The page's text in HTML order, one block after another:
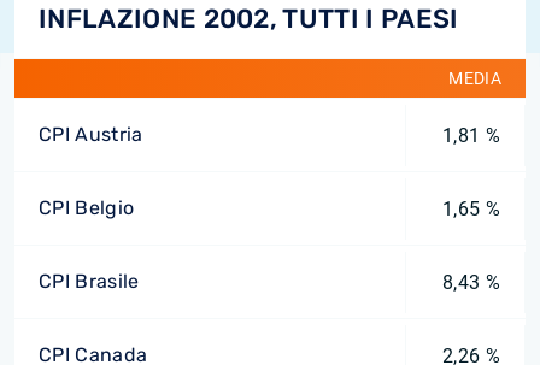
INFLAZIONE 2002, TUTTI I PAESI
MEDIA
CPI Austria 1,81 %
CPI Belgio 1,65 %
CPI Brasile 8,43 %
CPI Canada 2,26 %